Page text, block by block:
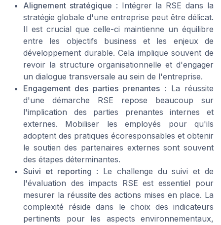
Alignement stratégique : Intégrer la RSE dans la
stratégie globale d'une entreprise peut être délicat.
Il est crucial que celle-ci maintienne un équilibre
entre les objectifs business et les enjeux de
développement durable. Cela implique souvent de
revoir la structure organisationnelle et d'engager
un dialogue transversale au sein de l'entreprise.
Engagement des parties prenantes : La réussite
d'une démarche RSE repose beaucoup sur
l'implication des parties prenantes internes et
externes. Mobiliser les employés pour qu'ils
adoptent des pratiques écoresponsables et obtenir
le soutien des partenaires externes sont souvent
des étapes déterminantes.
Suivi et reporting : Le challenge du suivi et de
l'évaluation des impacts RSE est essentiel pour
mesurer la réussite des actions mises en place. La
complexité réside dans le choix des indicateurs
pertinents pour les aspects environnementaux,